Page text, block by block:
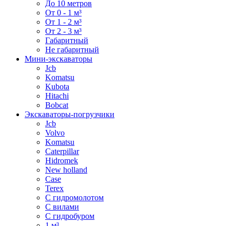
До 10 метров
От 0 - 1 м³
От 1 - 2 м³
От 2 - 3 м³
Габаритный
Не габаритный
Мини-экскаваторы
Jcb
Komatsu
Kubota
Hitachi
Bobcat
Экскаваторы-погрузчики
Jcb
Volvo
Komatsu
Caterpillar
Hidromek
New holland
Case
Terex
С гидромолотом
С вилами
С гидробуром